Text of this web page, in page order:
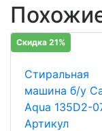
Скидка 21%
Стиральная
машина б/у
Aqua 135D2-
Артикул